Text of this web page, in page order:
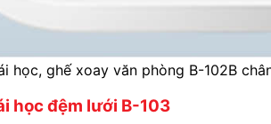
học, ghế xoay văn phòng B-102B
học đệm lưới B-103